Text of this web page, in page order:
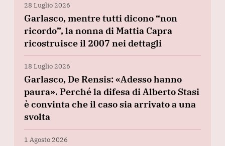
28 Luglio 2026
Garlasco, mentre tutti dicono “non
ricordo”, la nonna di Mattia Capra
ricostruisce il 2007 nei dettagli
18 Luglio 2026
Garlasco, De Rensis: «Adesso hanno
paura». Perché la difesa di Alberto Stasi
è convinta che il caso sia arrivato a una
svolta
1 Agosto 2026